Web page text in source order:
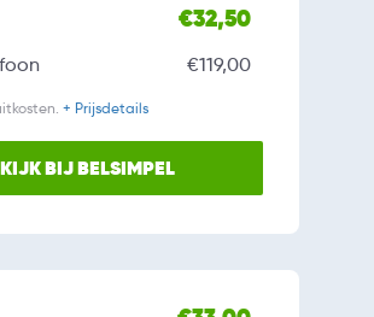
€32,50
€119,00
+ Prijsdetails
BIJ BELSIMPEL